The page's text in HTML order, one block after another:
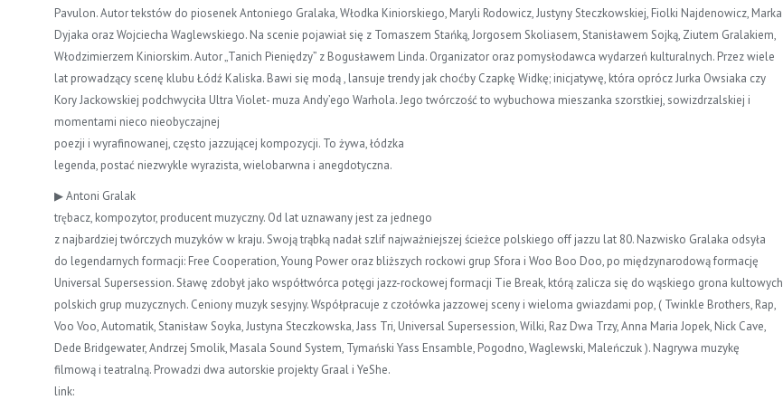
Pavulon. Autor tekstów do piosenek Antoniego Gralaka, Włodka Kiniorskiego, Maryli Rodowicz, Justyny Steczkowskiej, Fiolki Najdenowicz, Marka
Dyjaka oraz Wojciecha Waglewskiego. Na scenie pojawiał się z Tomaszem Stańką, Jorgosem Skoliasem, Stanisławem Sojką, Ziutem Gralakiem,
Włodzimierzem Kiniorskim. Autor „Tanich Pieniędzy” z Bogusławem Linda. Organizator oraz pomysłodawca wydarzeń kulturalnych. Przez wiele
lat prowadzący scenę klubu Łódź Kaliska. Bawi się modą , lansuje trendy jak choćby Czapkę Widkę; inicjatywę, która oprócz Jurka Owsiaka czy
Kory Jackowskiej podchwyciła Ultra Violet- muza Andy’ego Warhola. Jego twórczość to wybuchowa mieszanka szorstkiej, sowizdrzalskiej i
momentami nieco nieobyczajnej
poezji i wyrafinowanej, często jazzującej kompozycji. To żywa, łódzka
legenda, postać niezwykle wyrazista, wielobarwna i anegdotyczna.
▶ Antoni Gralak
trębacz, kompozytor, producent muzyczny. Od lat uznawany jest za jednego
z najbardziej twórczych muzyków w kraju. Swoją trąbką nadał szlif najważniejszej ścieżce polskiego off jazzu lat 80. Nazwisko Gralaka odsyła
do legendarnych formacji: Free Cooperation, Young Power oraz bliższych rockowi grup Sfora i Woo Boo Doo, po międzynarodową formację
Universal Supersession. Sławę zdobył jako współtwórca potęgi jazz-rockowej formacji Tie Break, którą zalicza się do wąskiego grona kultowych
polskich grup muzycznych. Ceniony muzyk sesyjny. Współpracuje z czołówka jazzowej sceny i wieloma gwiazdami pop, ( Twinkle Brothers, Rap,
Voo Voo, Automatik, Stanisław Soyka, Justyna Steczkowska, Jass Tri, Universal Supersession, Wilki, Raz Dwa Trzy, Anna Maria Jopek, Nick Cave,
Dede Bridgewater, Andrzej Smolik, Masala Sound System, Tymański Yass Ensamble, Pogodno, Waglewski, Maleńczuk ). Nagrywa muzykę
filmową i teatralną. Prowadzi dwa autorskie projekty Graal i YeShe.
link: